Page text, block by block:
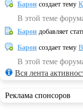
Барон создает тему
В этой теме
Барон добавляет
Барон создает тему
В этой теме
Вся лента
Реклама спонсоров